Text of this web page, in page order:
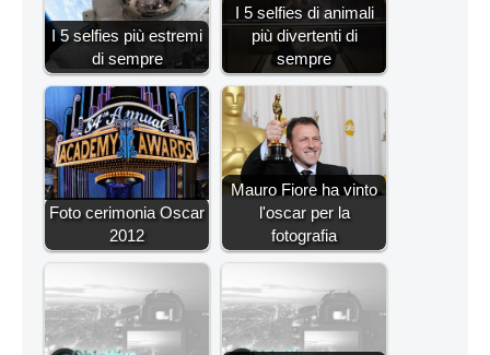
I 5 selfies più estremi
di sempre
I 5 selfies di animali
più divertenti di
sempre
Foto cerimonia Oscar
2012
Mauro Fiore ha vinto
l'oscar per la
fotografia